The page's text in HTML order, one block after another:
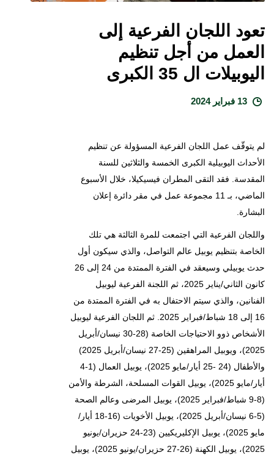
تعود اللجان الفرعية إلى
العمل من أجل تنظيم
اليوبيلات ال 35 الكبرى
لم يتوقّف عمل اللجان الفرعية المسؤولة عن تنظيم
الأحداث اليوبيلية الكبرى الخمسة والثلاثين للسنة
المقدسة. فقد التقى المطران فيسيكيلا، خلال الأسبوع
الماضي، بـ 11 مجموعة عمل في مقر دائرة إعلان
البشارة.
واللجان الفرعية التي اجتمعت للمرة الثالثة هي تلك
الخاصة بتنظيم يوبيل عالم التواصل، والذي سيكون أول
حدث يوبيلي وسيعقد في الفترة الممتدة من 24 إلى 26
كانون الثاني/يناير 2025، ثم اللجنة الفرعية ليوبيل
الفنانين، والذي سيتم الاحتفال به في الفترة الممتدة من
16 إلى 18 شباط/فبراير 2025. ثم اللجان الفرعية ليوبيل
الأشخاص ذوو الاحتياجات الخاصة (28-30 نيسان/أبريل
2025)، ويوبيل المراهقين (25-27 نيسان/أبريل 2025)
والأطفال (24 -25 أيار/مايو 2025)، يوبيل العمال (1-4
أيار/مايو 2025)، يوبيل القوات المسلحة، الشرطة والأمن
(8-9 شباط/فبراير 2025)، يوبيل المرضى وعالم الصحة
(5-6 نيسان/أبريل 2025)، يوبيل الأخويات (16-18 أيار/
مايو 2025)، يوبيل الإكليريكيين (23-24 حزيران/يونيو
2025)، يوبيل الكهنة (26-27 حزيران/يونيو 2025)، يوبيل